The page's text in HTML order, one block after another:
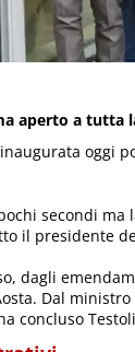
aperto a tutta
oggi
secondi ma
il presidente
dagli
Dal
concluso